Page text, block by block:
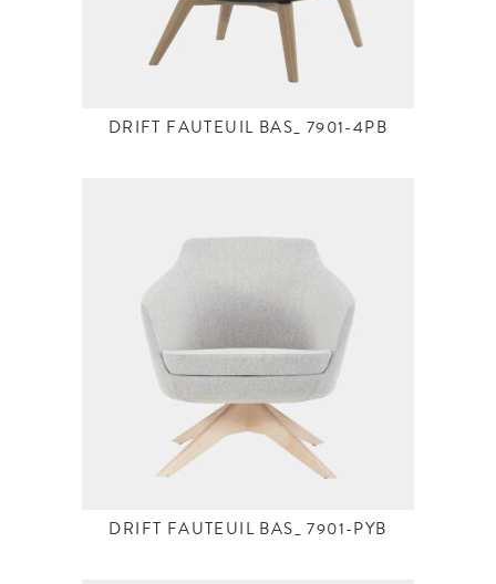
DRIFT FAUTEUIL BAS_ 7901-4PB
DRIFT FAUTEUIL BAS_ 7901-PYB